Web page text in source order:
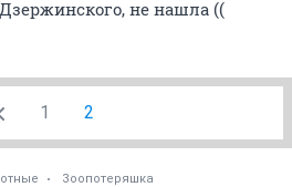
не нашла ((
1 2
Зоопотеряшка